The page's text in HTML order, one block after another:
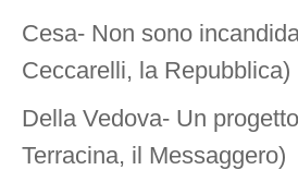
Cesa- Non sono
Ceccarelli, la Repubblica)
Della Vedova- Un
Terracina, il Messaggero)